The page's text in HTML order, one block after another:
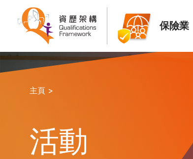
保險業
主頁 >
活動